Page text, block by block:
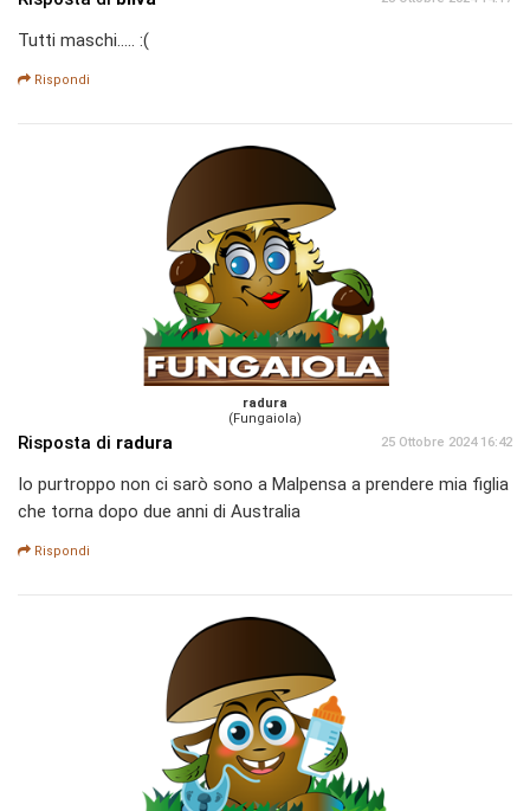
Tutti maschi..... :(
Rispondi
radura
(Fungaiola)
Risposta di radura 25 Ottobre 2024 16:42
Io purtroppo non ci sarò sono a Malpensa a prendere mia figlia
che torna dopo due anni di Australia
Rispondi